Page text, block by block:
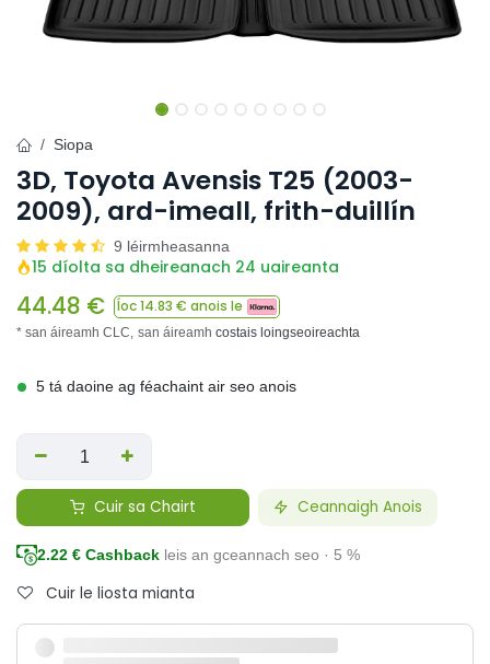
Siopa
3D, Toyota Avensis T25 (2003-
2009), ard-imeall, frith-duillín
9 léirmheasanna
15 díolta sa dheireanach 24 uaireanta
44.48 € Íoc14.83 € anois le
* san áireamh CLC, san áireamh costais loingseoireachta
5 tá daoine ag féachaint air seo anois
Cuir sa Chairt Ceannaigh Anois
2.22 € Cashback leis an gceannach seo · 5 %
Cuir le liosta mianta